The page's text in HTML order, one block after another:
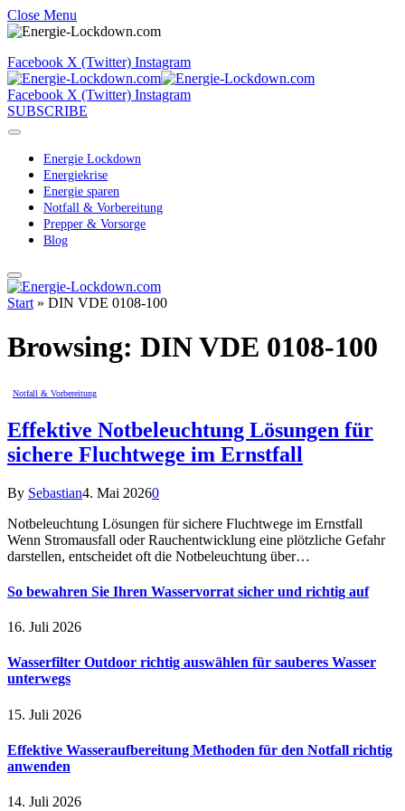
Close Menu
Facebook X (Twitter) Instagram
Facebook X (Twitter) Instagram
SUBSCRIBE
Energie Lockdown
Energiekrise
Energie sparen
Notfall & Vorbereitung
Prepper & Vorsorge
Blog
Start » DIN VDE 0108-100
Browsing: DIN VDE 0108-100
Notfall & Vorbereitung
Effektive Notbeleuchtung Lösungen für
sichere Fluchtwege im Ernstfall
By Sebastian4. Mai 20260
Notbeleuchtung Lösungen für sichere Fluchtwege im Ernstfall
Wenn Stromausfall oder Rauchentwicklung eine plötzliche Gefahr
darstellen, entscheidet oft die Notbeleuchtung über…
So bewahren Sie Ihren Wasservorrat sicher und richtig auf
16. Juli 2026
Wasserfilter Outdoor richtig auswählen für sauberes Wasser
unterwegs
15. Juli 2026
Effektive Wasseraufbereitung Methoden für den Notfall richtig
anwenden
14. Juli 2026